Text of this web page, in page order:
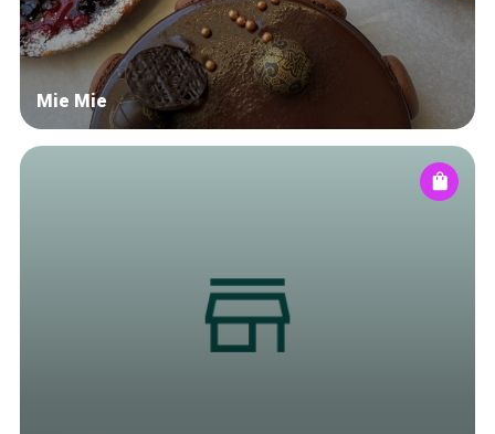
Mie Mie